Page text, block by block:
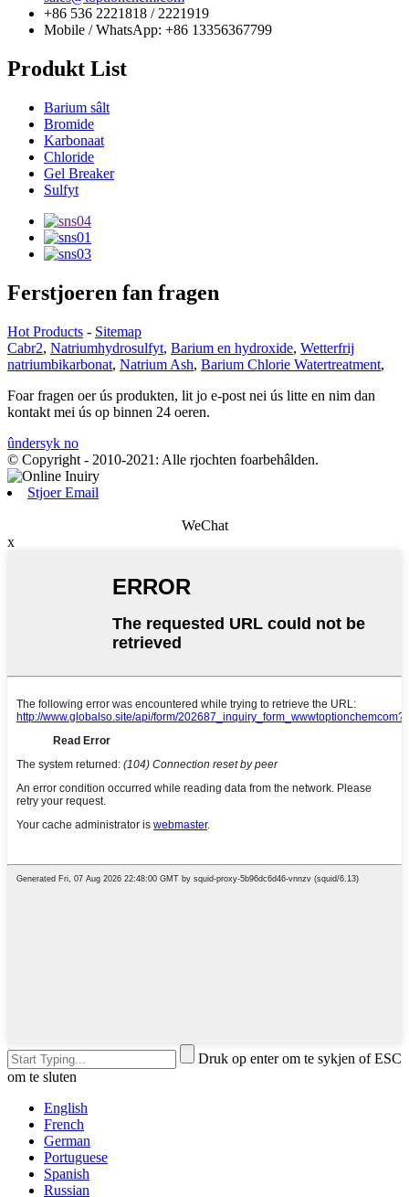
+86 536 2221818 / 2221919
Mobile / WhatsApp: +86 13356367799
Produkt List
Barium sâlt
Bromide
Karbonaat
Chloride
Gel Breaker
Sulfyt
Ferstjoeren fan fragen
Hot Products - Sitemap
Cabr2, Natriumhydrosulfyt, Barium en hydroxide, Wetterfrij
natriumbikarbonat, Natrium Ash, Barium Chlorie Watertreatment,
Foar fragen oer ús produkten, lit jo e-post nei ús litte en nim dan
kontakt mei ús op binnen 24 oeren.
ûndersyk no
© Copyright - 2010-2021: Alle rjochten foarbehâlden.
Stjoer Email
WeChat
x
Druk op enter om te sykjen of ESC
om te sluten
English
French
German
Portuguese
Spanish
Russian